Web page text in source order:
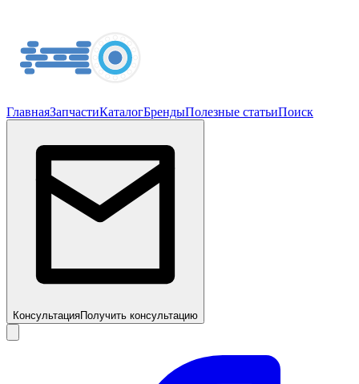
ГлавнаяЗапчастиКаталогБрендыПолезные статьиПоиск
КонсультацияПолучить консультацию